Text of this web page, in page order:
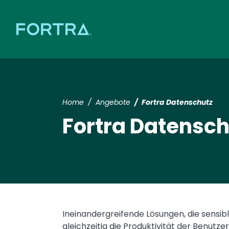
Home Angebote Fortra Datenschutz
Fortra
Ineinandergreifende Lösungen, die
gleichzeitig die Produktivität der